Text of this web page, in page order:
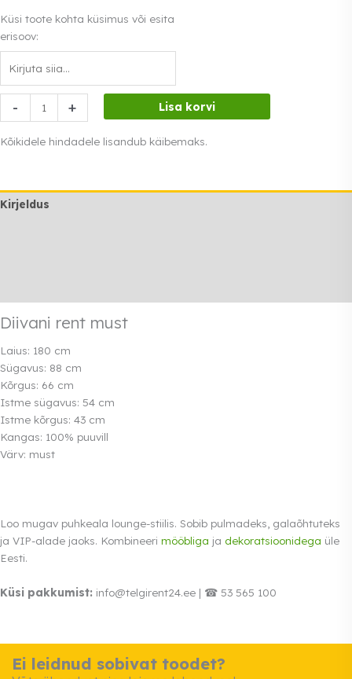
Küsi toote kohta küsimus või esita
erisoov:
-
rent
must
+ Lisa korvi
Kõikidele hindadele lisandub käibemaks.
Kirjeldus
Diivani rent must
Laius: 180 cm
Sügavus: 88 cm
Kõrgus: 66 cm
Istme sügavus: 54 cm
Istme kõrgus: 43 cm
Kangas: 100% puuvill
Värv: must
Loo mugav puhkeala lounge-stiilis. Sobib pulmadeks, galaõhtuteks
ja VIP-alade jaoks. Kombineeri mööbliga ja dekoratsioonidega üle
Eesti.
Küsi pakkumist: info@telgirent24.ee | ☎ 53 565 100
Ei leidnud sobivat toodet?